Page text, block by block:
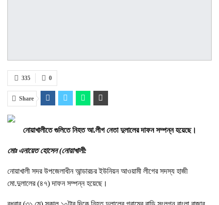
0
335
Share
নোয়াখালীতে গুলিতে নিহত আ.লীগ নেতা দুলালের দাফন সম্পন্ন হয়েছে।
মোঃ এনায়েত হোসেন (নোয়াখালী:
নোয়াখালী সদর উপজেলাধীন আন্ডারচর ইউনিয়ন আওয়ামী লীগের সদস্য হাজী
মো.দুলালের (৪৭) দাফন সম্পন্ন হয়েছে।